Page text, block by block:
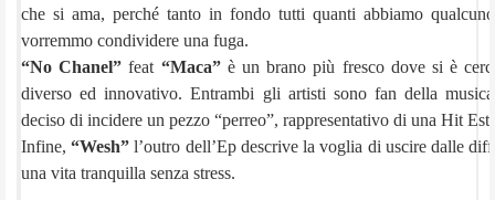
che si ama, perché tanto in fondo tutti quanti abbiamo
vorremmo condividere una fuga.
“No Chanel” feat “Maca”è un brano più fresco dove si è
diverso ed innovativo. Entrambi gli artisti sono fan della
deciso di incidere un pezzo “perreo”, rappresentativo di una Hit
Infine,“Wesh” l’outro dell’Ep descrive la voglia di uscire dalle
una vita tranquilla senza stress.